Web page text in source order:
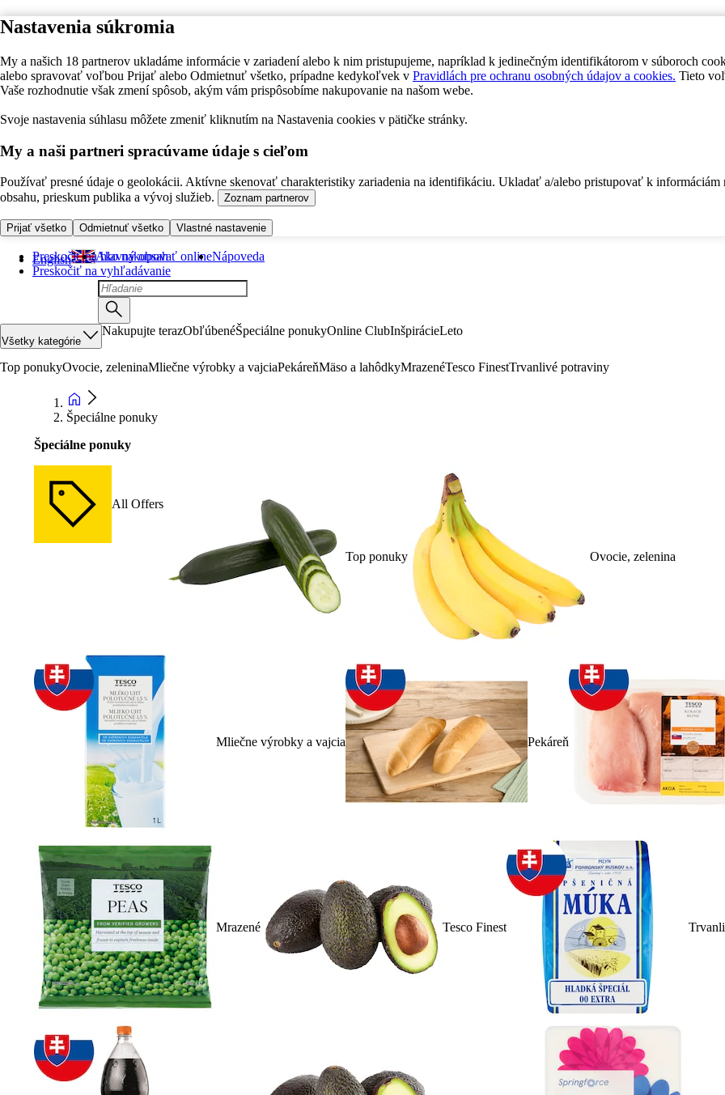
Nastavenia súkromia
My a našich 18 partnerov ukladáme informácie v zariadení alebo k nim pristupujeme, napríklad k jedinečným identifikátorom v súboroch
alebo spravovať voľbou Prijať alebo Odmietnuť všetko, prípadne kedykoľvek v Pravidlách pre ochranu osobných údajov a cookies. Tieto
Vaše rozhodnutie však zmení spôsob, akým vám prispôsobíme nakupovanie na našom webe.
Svoje nastavenia súhlasu môžete zmeniť kliknutím na Nastavenia cookies v pätičke stránky.
My a naši partneri spracúvame údaje s cieľom
Používať presné údaje o geolokácii. Aktívne skenovať charakteristiky zariadenia na identifikáciu. Ukladať a/alebo pristupovať k informáciám
obsahu, prieskum publika a vývoj služieb.
Zoznam partnerov
Prijať všetko Odmietnuť všetko Vlastné nastavenie
Preskočiť na hlavný obsah
Preskočiť na vyhľadávanie
English Ako nakupovať onlineNápoveda
Všetky kategórie
Nakupujte terazObľúbenéŠpeciálne ponukyOnline ClubInšpirácieLeto
Top ponukyOvocie, zeleninaMliečne výrobky a vajciaPekáreňMäso a lahôdkyMrazenéTesco FinestTrvanlivé potraviny
Špeciálne ponuky
Špeciálne ponuky
All Offers
Top ponuky Ovocie, zelenina
Mliečne výrobky a vajcia Pekáreň
Mrazené Tesco Finest